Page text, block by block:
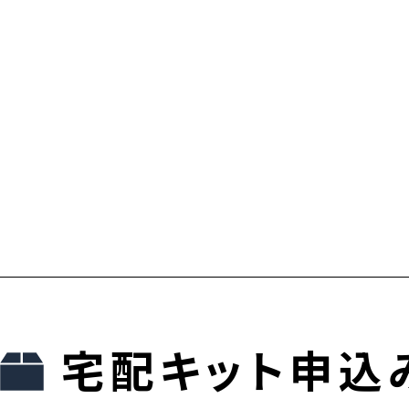
宅配キット申込